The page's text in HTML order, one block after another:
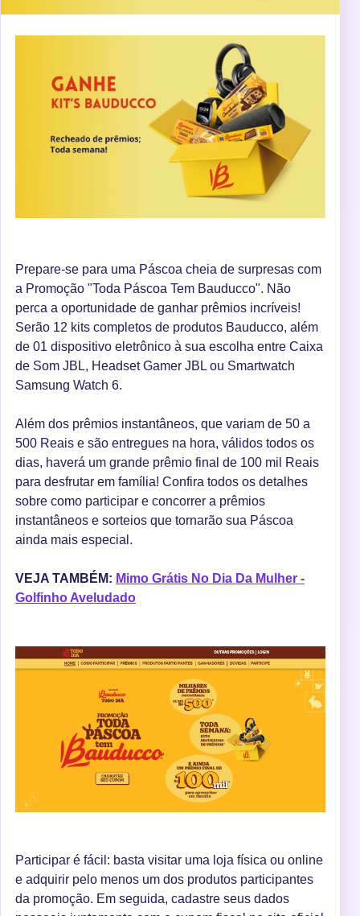
Prepare-se para uma Páscoa cheia de surpresas com
a Promoção "Toda Páscoa Tem Bauducco". Não
perca a oportunidade de ganhar prêmios incríveis!
Serão 12 kits completos de produtos Bauducco, além
de 01 dispositivo eletrônico à sua escolha entre Caixa
de Som JBL, Headset Gamer JBL ou Smartwatch
Samsung Watch 6.
Além dos prêmios instantâneos, que variam de 50 a
500 Reais e são entregues na hora, válidos todos os
dias, haverá um grande prêmio final de 100 mil Reais
para desfrutar em família! Confira todos os detalhes
sobre como participar e concorrer a prêmios
instantâneos e sorteios que tornarão sua Páscoa
ainda mais especial.
VEJA TAMBÉM: Mimo Grátis No Dia Da Mulher -
Golfinho Aveludado
Participar é fácil: basta visitar uma loja física ou online
e adquirir pelo menos um dos produtos participantes
da promoção. Em seguida, cadastre seus dados